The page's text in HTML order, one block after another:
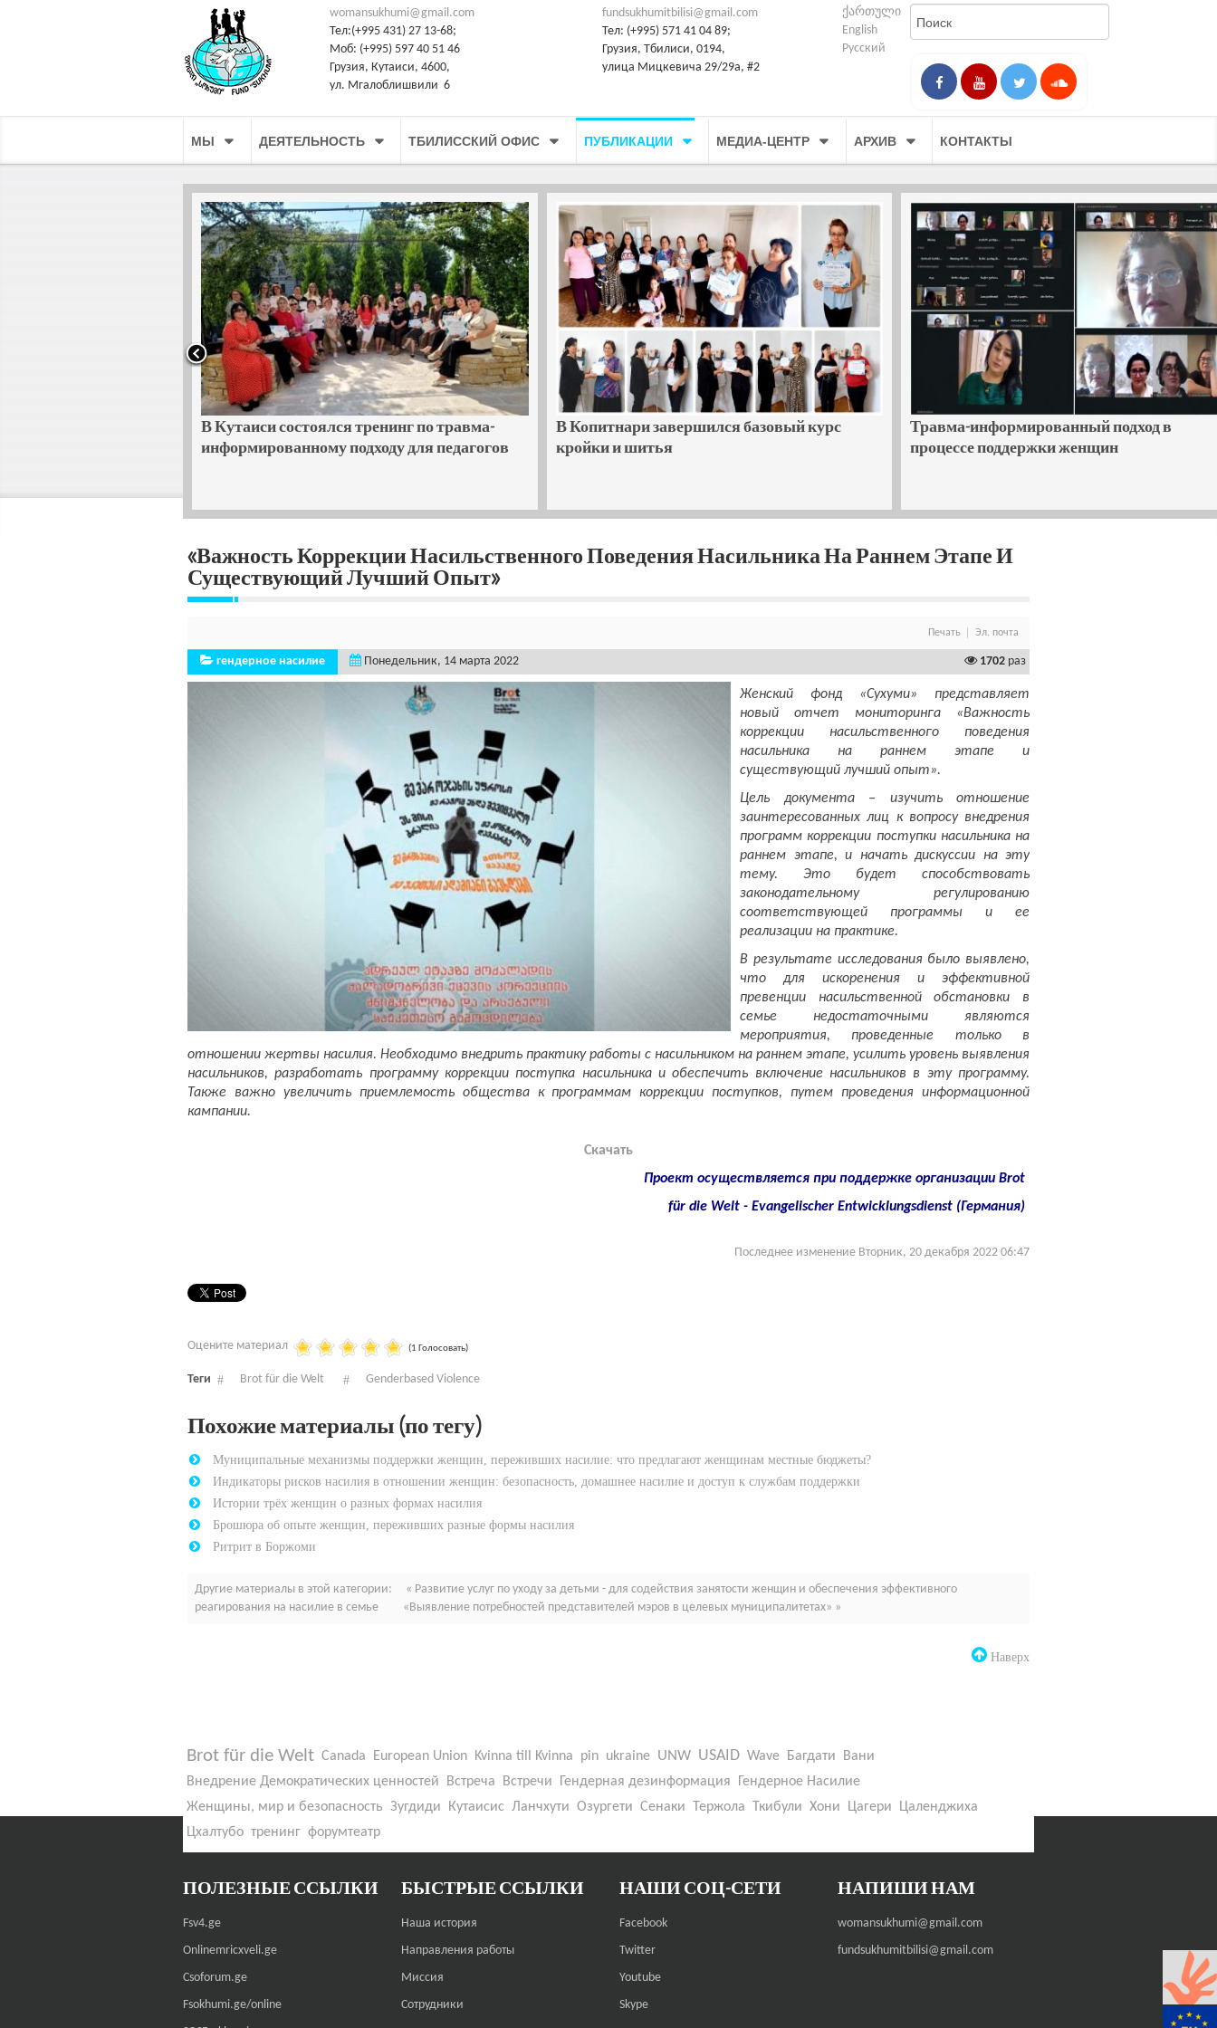
womansukhumi@gmail.com
Тел:(+995 431) 27 13-68;
Моб: (+995) 597 40 51 46
Грузия, Кутаиси, 4600,
ул. Мгалоблишвили 6
fundsukhumitbilisi@gmail.com
Тел: (+995) 571 41 04 89;
Грузия, Тбилиси, 0194,
улица Мицкевича 29/29а, #2
ქართული
English
Русский
МЫ ДЕЯТЕЛЬНОСТЬ ТБИЛИССКИЙ ОФИС ПУБЛИКАЦИИ МЕДИА-ЦЕНТР АРХИВ КОНТАКТЫ
В Кутаиси состоялся тренинг по травма-
информированному подходу для педагогов
В Копитнари завершился базовый курс
кройки и шитья
Травма-информированный подход в
процессе поддержки женщин
«Важность Коррекции Насильственного Поведения Насильника На Раннем Этапе И
Существующий Лучший Опыт»
Печать Эл. почта
гендерное насилие Понедельник, 14 марта 2022 1702 раз
Женский фонд «Сухуми» представляет
новый отчет мониторинга «Важность
коррекции насильственного поведения
насильника на раннем этапе и
существующий лучший опыт».
Цель документа – изучить отношение
заинтересованных лиц к вопросу внедрения
программ коррекции поступки насильника на
раннем этапе, и начать дискуссии на эту
тему. Это будет способствовать
законодательному регулированию
соответствующей программы и ее
реализации на практике.
В результате исследования было выявлено,
что для искоренения и эффективной
превенции насильственной обстановки в
семье недостаточными являются
мероприятия, проведенные только в
отношении жертвы насилия. Необходимо внедрить практику работы с насильником на раннем этапе, усилить уровень выявления
насильников, разработать программу коррекции поступка насильника и обеспечить включение насильников в эту программу.
Также важно увеличить приемлемость общества к программам коррекции поступков, путем проведения информационной
кампании.
Скачать
Проект осуществляется при поддержке организации Brot
für die Welt - Evangelischer Entwicklungsdienst (Германия)
Последнее изменение Вторник, 20 декабря 2022 06:47
Оцените материал (1 Голосовать)
Теги Brot für die Welt Genderbased Violence
Похожие материалы (по тегу)
Муниципальные механизмы поддержки женщин, переживших насилие: что предлагают женщинам местные бюджеты?
Индикаторы рисков насилия в отношении женщин: безопасность, домашнее насилие и доступ к службам поддержки
Истории трёх женщин о разных формах насилия
Брошюра об опыте женщин, переживших разные формы насилия
Ритрит в Боржоми
Другие материалы в этой категории:
« Развитие услуг по уходу за детьми - для содействия занятости женщин и обеспечения эффективного
реагирования на насилие в семье
«Выявление потребностей представителей мэров в целевых муниципалитетах» »
Наверх
Brot für die Welt Canada European Union Kvinna till Kvinna pin ukraine UNW USAID Wave Багдати
Вани
Внедрение Демократических ценностей
Встреча Встречи Гендерная дезинформация
Гендерное Насилие
Женщины, мир и безопасность Зугдиди Кутаисис Ланчхути Озургети Сенаки Тержола Ткибули Хони Цагери
Цаленджиха
Цхалтубо тренинг форумтеатр
ПОЛЕЗНЫЕ ССЫЛКИ
Fsv4.ge
Onlinemricxveli.ge
Csoforum.ge
Fsokhumi.ge/online
БЫСТРЫЕ ССЫЛКИ
Наша история
Направления работы
Миссия
Сотрудники
НАШИ СОЦ-СЕТИ
Facebook
Twitter
Youtube
Skype
НАПИШИ НАМ
womansukhumi@gmail.com
fundsukhumitbilisi@gmail.com